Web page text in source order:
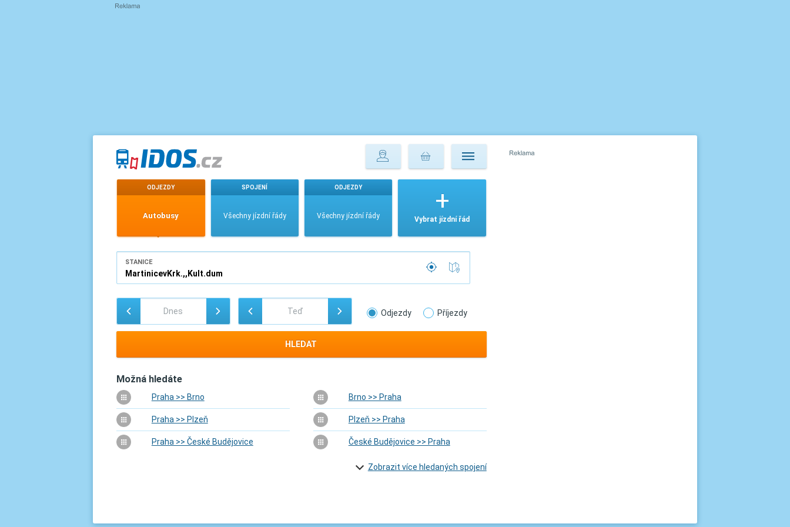
ODJEZDY
Autobusy
SPOJENÍ
Všechny jízdní řády
ODJEZDY
Všechny jízdní řády Vybrat jízdní řád
STANICE
Odjezdy Příjezdy
HLEDAT
Možná hledáte
Praha >> Brno Brno >> Praha
Praha >> Plzeň Plzeň >> Praha
Praha >> České Budějovice České Budějovice >> Praha
Zobrazit více hledaných spojení